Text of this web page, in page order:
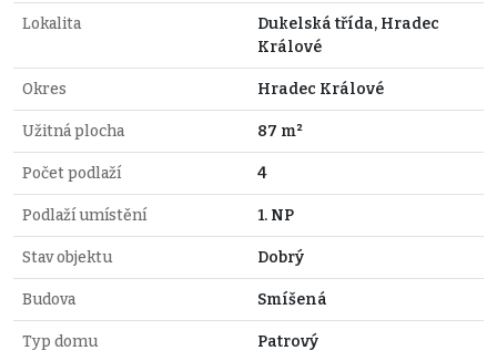
Lokalita
Dukelská třída, Hradec
Králové
Okres Hradec Králové
Užitná plocha 87 m²
Počet podlaží 4
Podlaží umístění 1. NP
Stav objektu Dobrý
Budova Smíšená
Typ domu Patrový